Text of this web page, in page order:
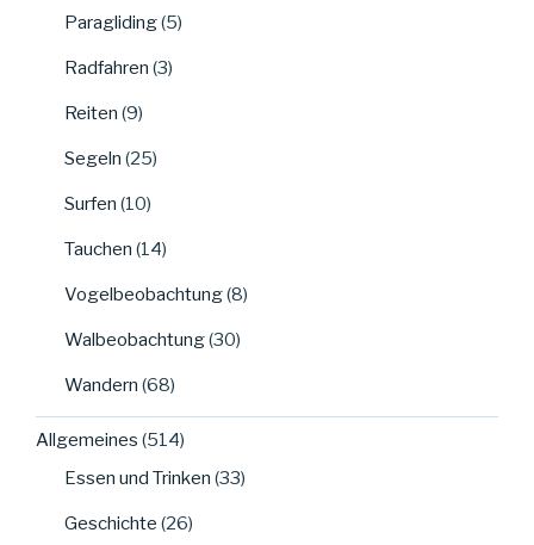
Paragliding(5)
Radfahren (3)
Reiten (9)
Segeln (25)
Surfen (10)
Tauchen (14)
Vogelbeobachtung(8)
Walbeobachtung(30)
Wandern (68)
Allgemeines (514)
Essen und Trinken (33)
Geschichte (26)